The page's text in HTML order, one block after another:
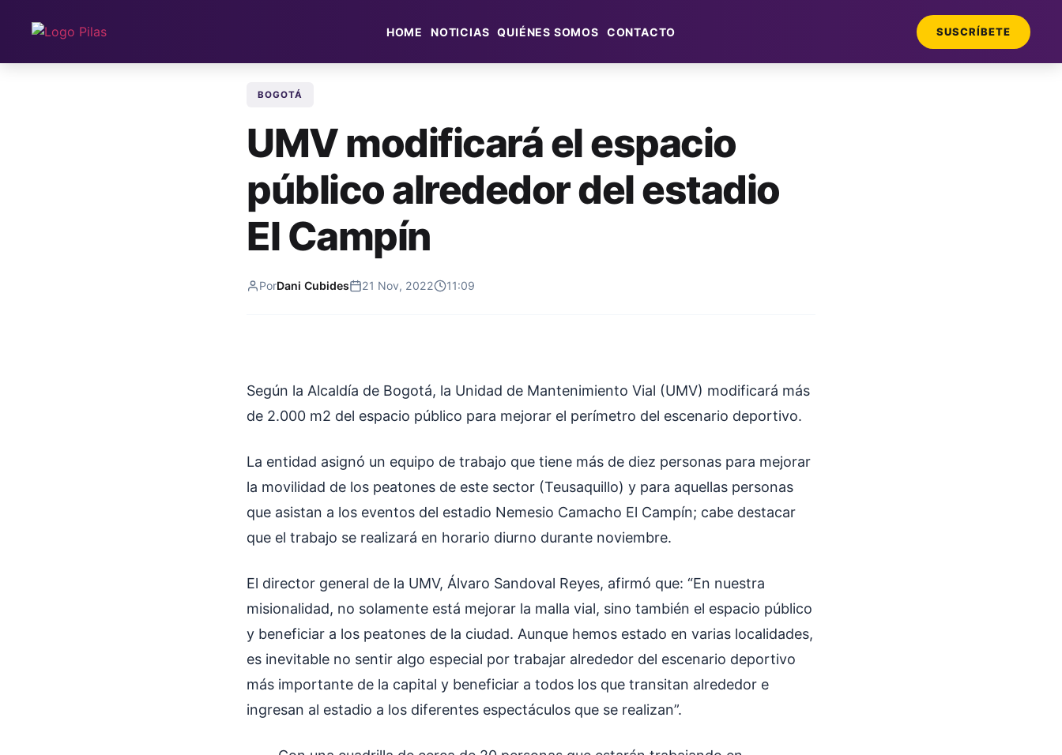
HOME NOTICIAS QUIÉNES SOMOS CONTACTO SUSCRÍBETE
BOGOTÁ
UMV modificará el espacio
público alrededor del estadio
El Campín
PorDani Cubides 21 Nov, 2022 11:09
Según la Alcaldía de Bogotá, la Unidad de Mantenimiento Vial (UMV) modificará más
de 2.000 m2 del espacio público para mejorar el perímetro del escenario deportivo.
La entidad asignó un equipo de trabajo que tiene más de diez personas para mejorar
la movilidad de los peatones de este sector (Teusaquillo) y para aquellas personas
que asistan a los eventos del estadio Nemesio Camacho El Campín; cabe destacar
que el trabajo se realizará en horario diurno durante noviembre.
El director general de la UMV, Álvaro Sandoval Reyes, afirmó que: “En nuestra
misionalidad, no solamente está mejorar la malla vial, sino también el espacio público
y beneficiar a los peatones de la ciudad. Aunque hemos estado en varias localidades,
es inevitable no sentir algo especial por trabajar alrededor del escenario deportivo
más importante de la capital y beneficiar a todos los que transitan alrededor e
ingresan al estadio a los diferentes espectáculos que se realizan”.